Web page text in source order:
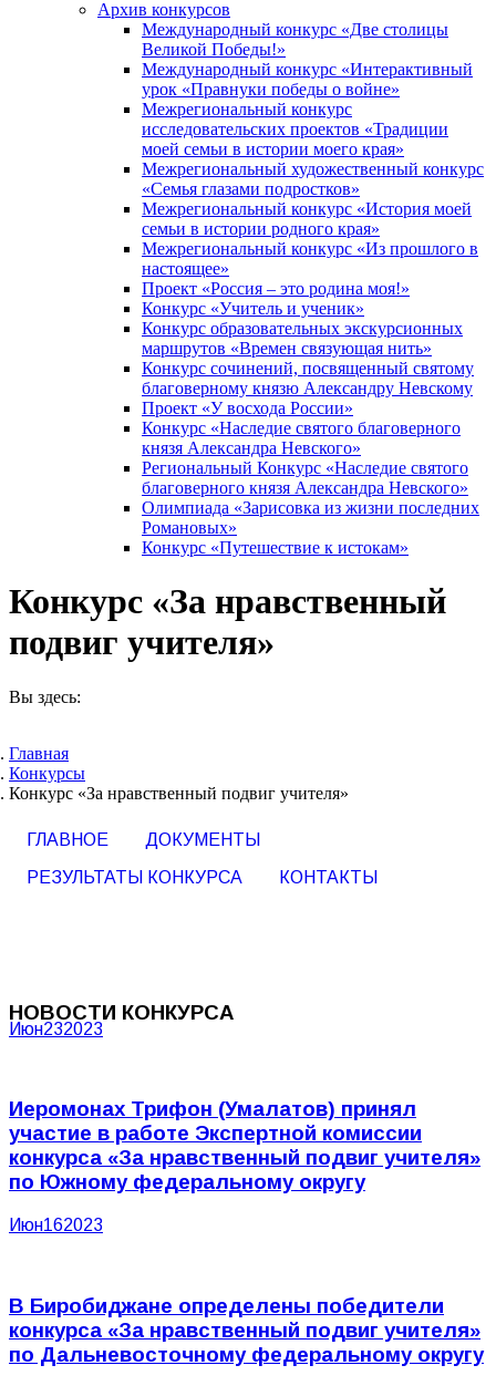
Архив конкурсов
Международный конкурс «Две столицы
Великой Победы!»
Международный конкурс «Интерактивный
урок «Правнуки победы о войне»
Межрегиональный конкурс
исследовательских проектов «Традиции
моей семьи в истории моего края»
Межрегиональный художественный конкурс
«Семья глазами подростков»
Межрегиональный конкурс «История моей
семьи в истории родного края»
Межрегиональный конкурс «Из прошлого в
настоящее»
Проект «Россия – это родина моя!»
Конкурс «Учитель и ученик»
Конкурс образовательных экскурсионных
маршрутов «Времен связующая нить»
Конкурс сочинений, посвященный святому
благоверному князю Александру Невскому
Проект «У восхода России»
Конкурс «Наследие святого благоверного
князя Александра Невского»
Региональный Конкурс «Наследие святого
благоверного князя Александра Невского»
Олимпиада «Зарисовка из жизни последних
Романовых»
Конкурс «Путешествие к истокам»
Конкурс «За нравственный
подвиг учителя»
Вы здесь:
Главная
Конкурсы
Конкурс «За нравственный подвиг учителя»
ГЛАВНОЕ
ДОКУМЕНТЫ
РЕЗУЛЬТАТЫ КОНКУРСА
КОНТАКТЫ
НОВОСТИ КОНКУРСА
Июн232023
Иеромонах Трифон (Умалатов) принял
участие в работе Экспертной комиссии
конкурса «За нравственный подвиг учителя»
по Южному федеральному округу
Июн162023
В Биробиджане определены победители
конкурса «За нравственный подвиг учителя»
по Дальневосточному федеральному округу